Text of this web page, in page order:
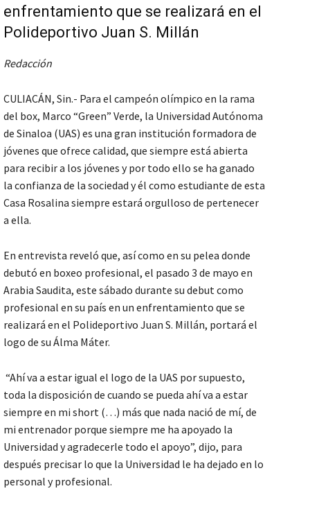
enfrentamiento que se realizará en el
Polideportivo Juan S. Millán
Redacción
CULIACÁN, Sin.- Para el campeón olímpico en la rama
del box, Marco “Green” Verde, la Universidad Autónoma
de Sinaloa (UAS) es una gran institución formadora de
jóvenes que ofrece calidad, que siempre está abierta
para recibir a los jóvenes y por todo ello se ha ganado
la confianza de la sociedad y él como estudiante de esta
Casa Rosalina siempre estará orgulloso de pertenecer
a ella.
En entrevista reveló que, así como en su pelea donde
debutó en boxeo profesional, el pasado 3 de mayo en
Arabia Saudita, este sábado durante su debut como
profesional en su país en un enfrentamiento que se
realizará en el Polideportivo Juan S. Millán, portará el
logo de su Álma Máter.
“Ahí va a estar igual el logo de la UAS por supuesto,
toda la disposición de cuando se pueda ahí va a estar
siempre en mi short (…) más que nada nació de mí, de
mi entrenador porque siempre me ha apoyado la
Universidad y agradecerle todo el apoyo”, dijo, para
después precisar lo que la Universidad le ha dejado en lo
personal y profesional.